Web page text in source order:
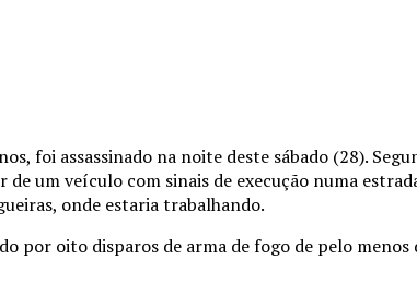
foi assassinado na noite deste sábado (28).
um veículo com sinais de execução numa
onde estaria trabalhando.
por oito disparos de arma de fogo de pelo menos